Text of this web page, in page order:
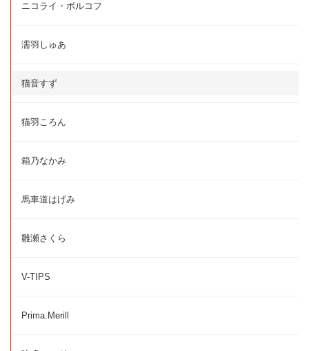
ニコライ・ボルコフ
濡羽しゅあ
猫音すず
猫羽ころん
箱乃なかみ
馬車道はげみ
雛瀬さくら
V-TIPS
Prima.Merill